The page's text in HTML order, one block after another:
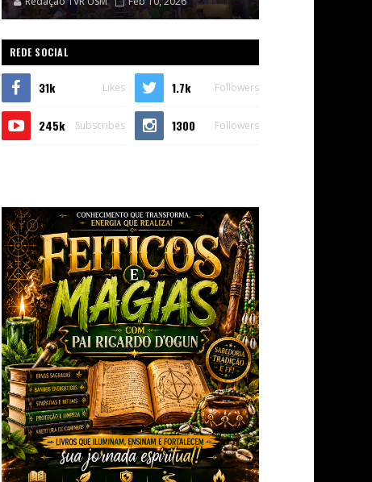
REDE SOCIAL
31k Likes 1.7k Followers
245k Subscribes 1300 Followers